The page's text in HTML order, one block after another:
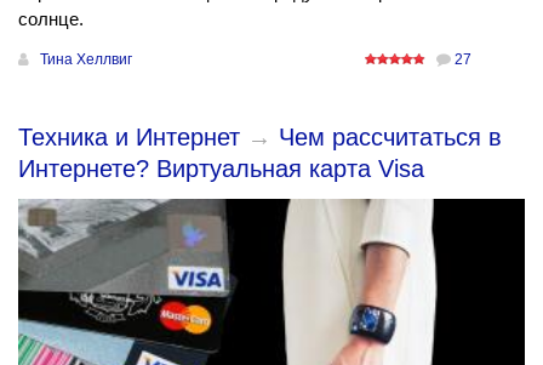
солнце.
Тина Хеллвиг 27
Техника и Интернет → Чем рассчитаться в
Интернете? Виртуальная карта Visa